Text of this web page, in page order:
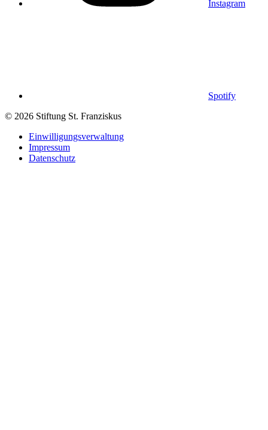
Instagram
Spotify
© 2026 Stiftung St. Franziskus
Einwilligungsverwaltung
Impressum
Datenschutz